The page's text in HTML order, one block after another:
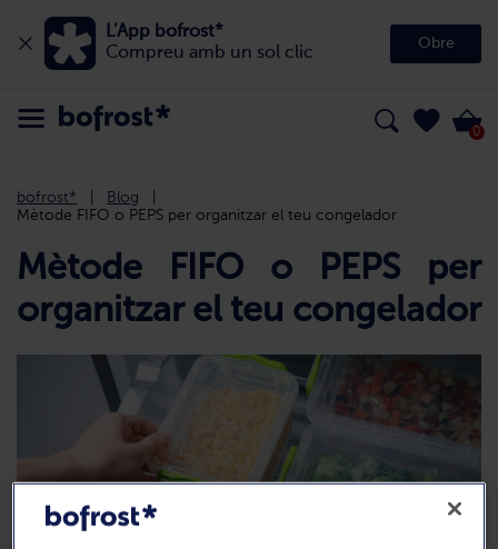
L'App bofrost*
Compreu amb un sol clic
Obre
0
bofrost*
Blog
Mètode FIFO o PEPS per organitzar el teu congelador
Mètode FIFO o PEPS per
organitzar el teu congelador
Disposar d’aliments congelats fa que cuinar sigui més ràpid i